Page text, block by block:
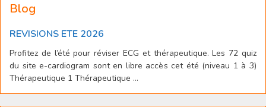
Blog
REVISIONS ETE 2026
Profitez de l’été pour réviser ECG et thérapeutique. Les 72 quiz
du site e-cardiogram sont en libre accès cet été (niveau 1 à 3)
Thérapeutique 1 Thérapeutique ...